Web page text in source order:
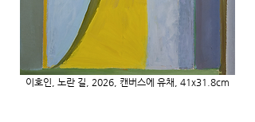
이호인, 노란 길, 2026, 캔버스에 유채, 41x31.8cm